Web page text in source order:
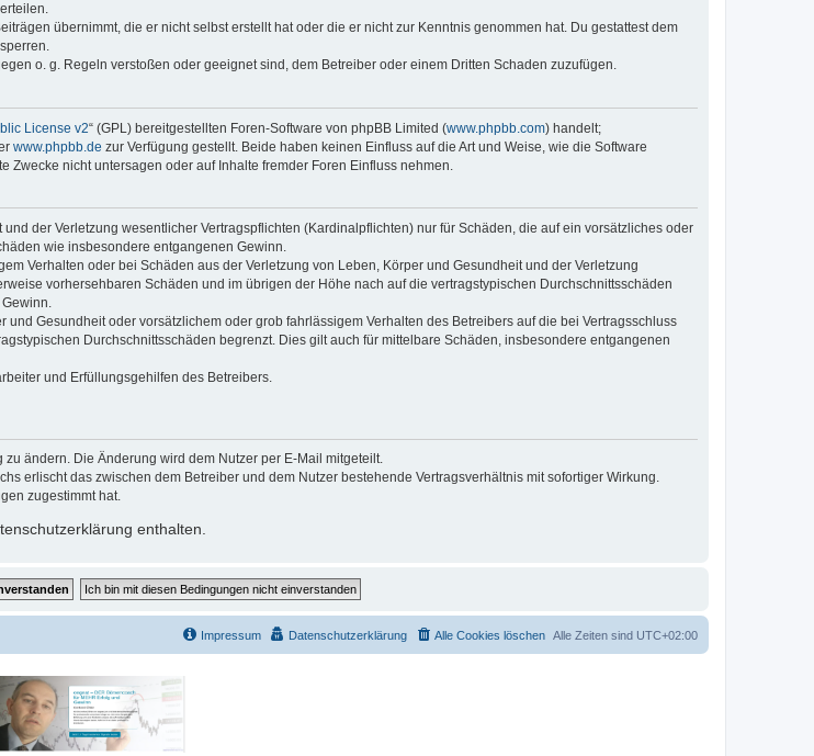
übernimmt, die er nicht selbst erstellt hat oder die er nicht zur Kenntnis genommen hat. Du gestattest dem
o. g. Regeln verstoßen oder geeignet sind, dem Betreiber oder einem Dritten Schaden zuzufügen.
License v2“ (GPL) bereitgestellten Foren-Software von phpBB Limited (www.phpbb.com) handelt;
www.phpbb.de zur Verfügung gestellt. Beide haben keinen Einfluss auf die Art und Weise, wie die Software
nicht untersagen oder auf Inhalte fremder Foren Einfluss nehmen.
der Verletzung wesentlicher Vertragspflichten (Kardinalpflichten) nur für Schäden, die auf ein vorsätzliches oder
wie insbesondere entgangenen Gewinn.
Verhalten oder bei Schäden aus der Verletzung von Leben, Körper und Gesundheit und der Verletzung
vorhersehbaren Schäden und im übrigen der Höhe nach auf die vertragstypischen Durchschnittsschäden
Gesundheit oder vorsätzlichem oder grob fahrlässigem Verhalten des Betreibers auf die bei Vertragsschluss
Durchschnittsschäden begrenzt. Dies gilt auch für mittelbare Schäden, insbesondere entgangenen
und Erfüllungsgehilfen des Betreibers.
ändern. Die Änderung wird dem Nutzer per E-Mail mitgeteilt.
erlischt das zwischen dem Betreiber und dem Nutzer bestehende Vertragsverhältnis mit sofortiger Wirkung.
zugestimmt hat.
enthalten.
Alle Zeiten sind UTC+02:00
Alle Cookies löschen
Datenschutzerklärung
Impressum